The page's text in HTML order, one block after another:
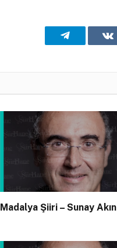
Telegram
Madalya Şiiri – Sunay Akın